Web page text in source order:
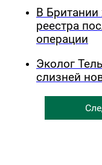
В Британии
реестра
операции
Эколог
слизней